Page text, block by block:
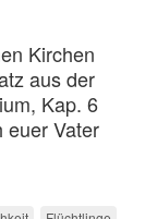
Kirchen
aus der
Kap. 6
euer Vater